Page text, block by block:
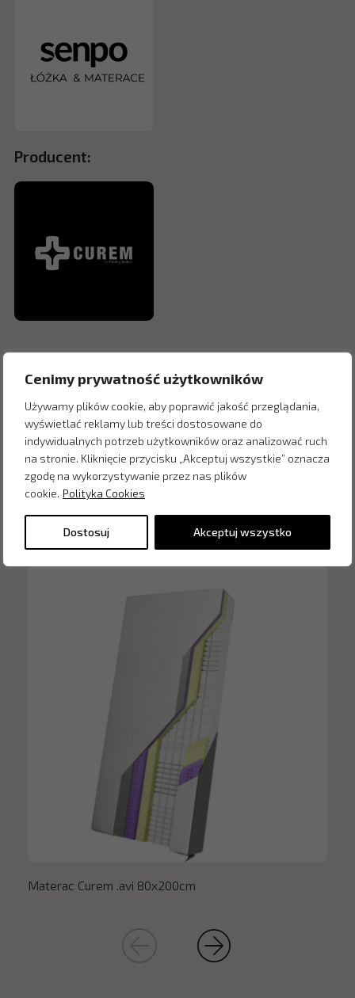
Cenimy prywatność użytkowników
Używamy plików cookie, aby poprawić jakość przeglądania,
wyświetlać reklamy lub treści dostosowane do
indywidualnych potrzeb użytkowników oraz analizować ruch
na stronie. Kliknięcie przycisku „Akceptuj wszystkie” oznacza
zgodę na wykorzystywanie przez nas plików
cookie. Polityka Cookies
Dostosuj Akceptuj wszystko
Producent:
Inne produkty z kategorii
Materac Curem .avi 80x200cm